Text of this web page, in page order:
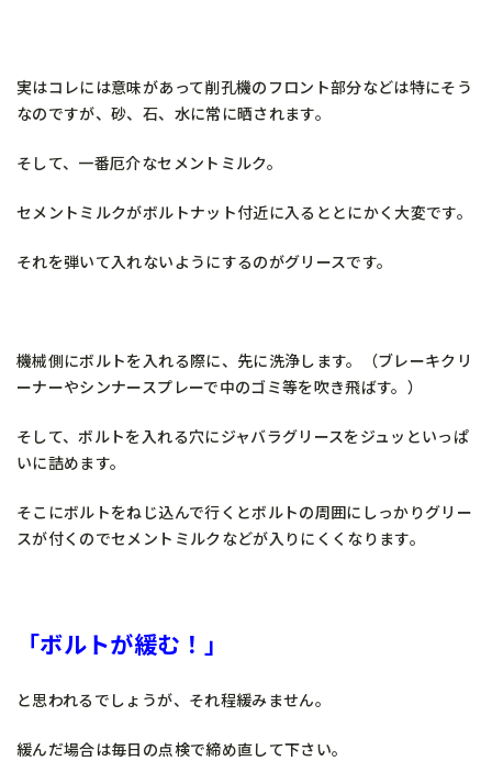
実はコレには意味があって削孔機のフロント部分などは特にそう
なのですが、砂、石、水に常に晒されます。
そして、一番厄介なセメントミルク。
セメントミルクがボルトナット付近に入るととにかく大変です。
それを弾いて入れないようにするのがグリースです。
機械側にボルトを入れる際に、先に洗浄します。（ブレーキクリ
ーナーやシンナースプレーで中のゴミ等を吹き飛ばす。）
そして、ボルトを入れる穴にジャバラグリースをジュッといっぱ
いに詰めます。
そこにボルトをねじ込んで行くとボルトの周囲にしっかりグリー
スが付くのでセメントミルクなどが入りにくくなります。
「ボルトが緩む！」
と思われるでしょうが、それ程緩みません。
緩んだ場合は毎日の点検で締め直して下さい。